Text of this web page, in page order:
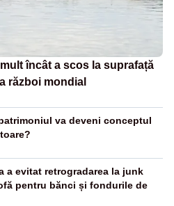
încât a scos la suprafață
război mondial
va deveni conceptul
a evitat retrogradarea la junk
pentru bănci și fondurile de